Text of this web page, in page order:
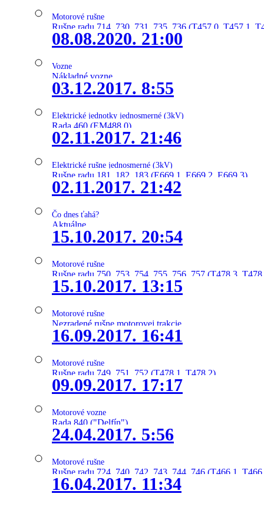
Motorové rušne
Rušne radu 714, 730, 731, 735, 736 (T457.0, T457.1,
08.08.2020. 21:00
Vozne
Nákladné vozne
03.12.2017. 8:55
Elektrické jednotky jednosmerné (3kV)
Rada 460 (EM488.0)
02.11.2017. 21:46
Elektrické rušne jednosmerné (3kV)
Rušne radu 181, 182, 183 (E669.1, E669.2, E669.3)
02.11.2017. 21:42
Čo dnes ťahá?
Aktuálne
15.10.2017. 20:54
Motorové rušne
Rušne radu 750, 753, 754, 755, 756, 757 (T478.3,
15.10.2017. 13:15
Motorové rušne
Nezradené rušne motorovej trakcie
16.09.2017. 16:41
Motorové rušne
Rušne radu 749, 751, 752 (T478.1, T478.2)
09.09.2017. 17:17
Motorové vozne
Rada 840 ("Delfín")
24.04.2017. 5:56
Motorové rušne
Rušne radu 724, 740, 742, 743, 744, 746 (T466.1,
16.04.2017. 11:34